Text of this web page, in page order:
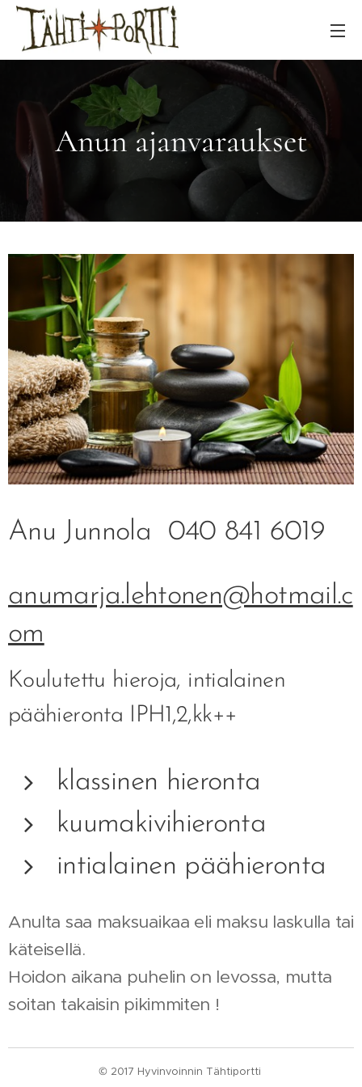
Anun ajanvaraukset
Anu Junnola 040 841 6019
anumarja.lehtonen@hotmail.c
om
Koulutettu hieroja, intialainen
päähieronta IPH1,2,kk++
klassinen hieronta
kuumakivihieronta
intialainen päähieronta
Anulta saa maksuaikaa eli maksu laskulla tai
käteisellä.
Hoidon aikana puhelin on levossa, mutta
soitan takaisin pikimmiten !
© 2017 Hyvinvoinnin Tähtiportti